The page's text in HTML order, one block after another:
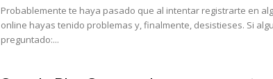
Probablemente te haya pasado que al intentar registrarte en
online hayas tenido problemas y, finalmente, desistieses. Si
preguntado:...